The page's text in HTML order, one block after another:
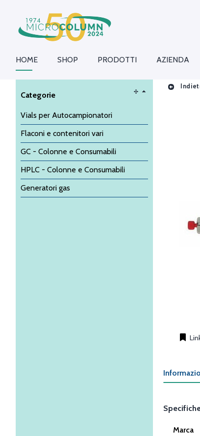
HOME SHOP PRODOTTI AZIENDA
Categorie
Vials per Autocampionatori
Flaconi e contenitori vari
GC - Colonne e Consumabili
HPLC - Colonne e Consumabili
Generatori gas
Marca